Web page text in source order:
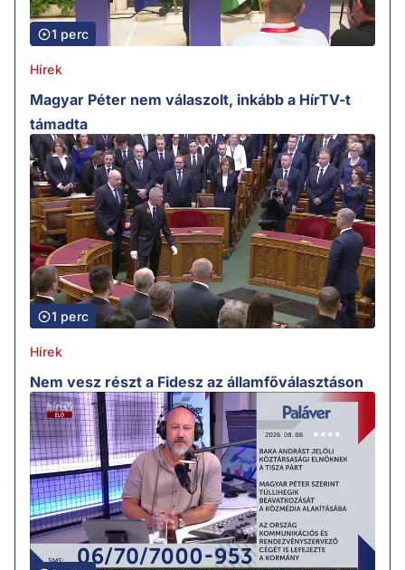
1 perc
Hírek
Magyar Péter nem válaszolt, inkább a HírTV-t
támadta
1 perc
Hírek
Nem vesz részt a Fidesz az államfőválasztáson